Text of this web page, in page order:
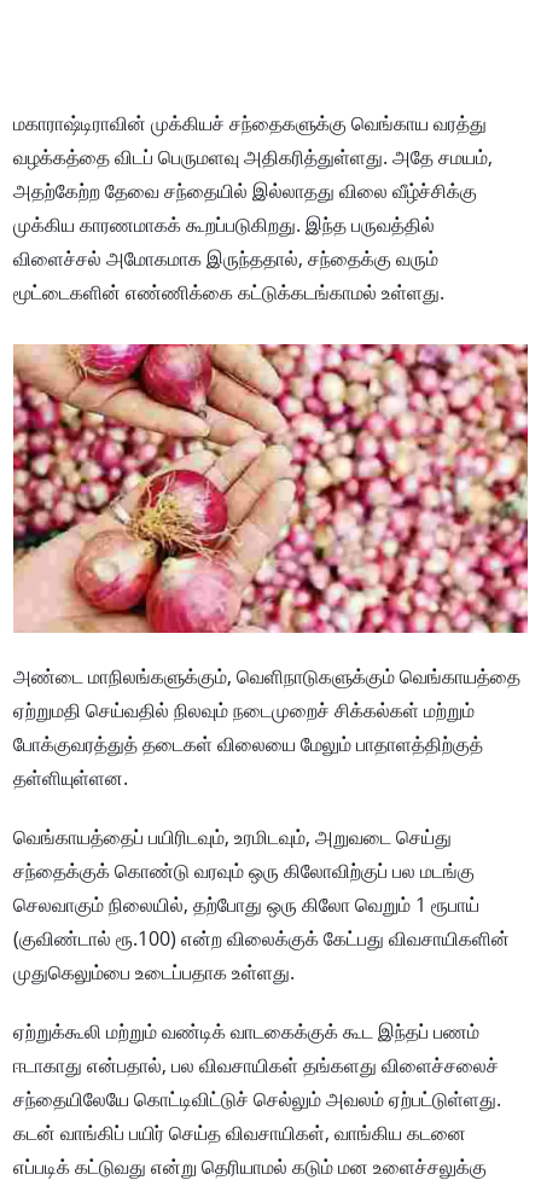
மகாராஷ்டிராவின் முக்கியச் சந்தைகளுக்கு வெங்காய வரத்து
வழக்கத்தை விடப் பெருமளவு அதிகரித்துள்ளது. அதே சமயம்,
அதற்கேற்ற தேவை சந்தையில் இல்லாதது விலை வீழ்ச்சிக்கு
முக்கிய காரணமாகக் கூறப்படுகிறது. இந்த பருவத்தில்
விளைச்சல் அமோகமாக இருந்ததால், சந்தைக்கு வரும்
மூட்டைகளின் எண்ணிக்கை கட்டுக்கடங்காமல் உள்ளது.
அண்டை மாநிலங்களுக்கும், வெளிநாடுகளுக்கும் வெங்காயத்தை
ஏற்றுமதி செய்வதில் நிலவும் நடைமுறைச் சிக்கல்கள் மற்றும்
போக்குவரத்துத் தடைகள் விலையை மேலும் பாதாளத்திற்குத்
தள்ளியுள்ளன.
வெங்காயத்தைப் பயிரிடவும், உரமிடவும், அறுவடை செய்து
சந்தைக்குக் கொண்டு வரவும் ஒரு கிலோவிற்குப் பல மடங்கு
செலவாகும் நிலையில், தற்போது ஒரு கிலோ வெறும் 1 ரூபாய்
(குவிண்டால் ரூ.100) என்ற விலைக்குக் கேட்பது விவசாயிகளின்
முதுகெலும்பை உடைப்பதாக உள்ளது.
ஏற்றுக்கூலி மற்றும் வண்டிக் வாடகைக்குக் கூட இந்தப் பணம்
ஈடாகாது என்பதால், பல விவசாயிகள் தங்களது விளைச்சலைச்
சந்தையிலேயே கொட்டிவிட்டுச் செல்லும் அவலம் ஏற்பட்டுள்ளது.
கடன் வாங்கிப் பயிர் செய்த விவசாயிகள், வாங்கிய கடனை
எப்படிக் கட்டுவது என்று தெரியாமல் கடும் மன உளைச்சலுக்கு